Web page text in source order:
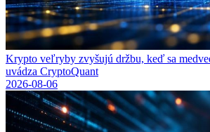
Krypto veľryby zvyšujú držbu, keď sa
uvádza CryptoQuant
2026-08-06